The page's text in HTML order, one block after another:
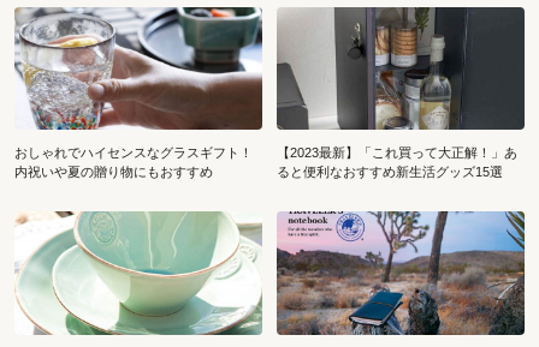
おしゃれでハイセンスなグラスギフト！
内祝いや夏の贈り物にもおすすめ
【2023最新】「これ買って大正解！」あ
ると便利なおすすめ新生活グッズ15選